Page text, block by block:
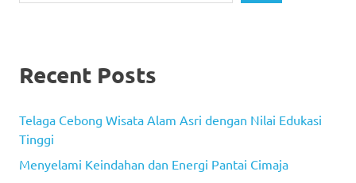
Recent Posts
Telaga Cebong Wisata Alam Asri dengan Nilai Edukasi
Tinggi
Menyelami Keindahan dan Energi Pantai Cimaja